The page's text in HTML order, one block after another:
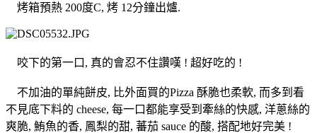
烤箱預熱 200度C, 烤 12分鐘出爐.
咬下的第一口, 真的會忍不住讚嘆 ! 超好吃的 !
不加油的單純餅皮, 比外面買的Pizza 酥脆也柔軟, 而多到看
不見底下料的 cheese, 每一口都能享受到牽絲的快感, 洋蔥絲的
爽脆, 鮪魚的香, 鳳梨的甜, 蕃茄 sauce 的酸, 搭配地好完美 !